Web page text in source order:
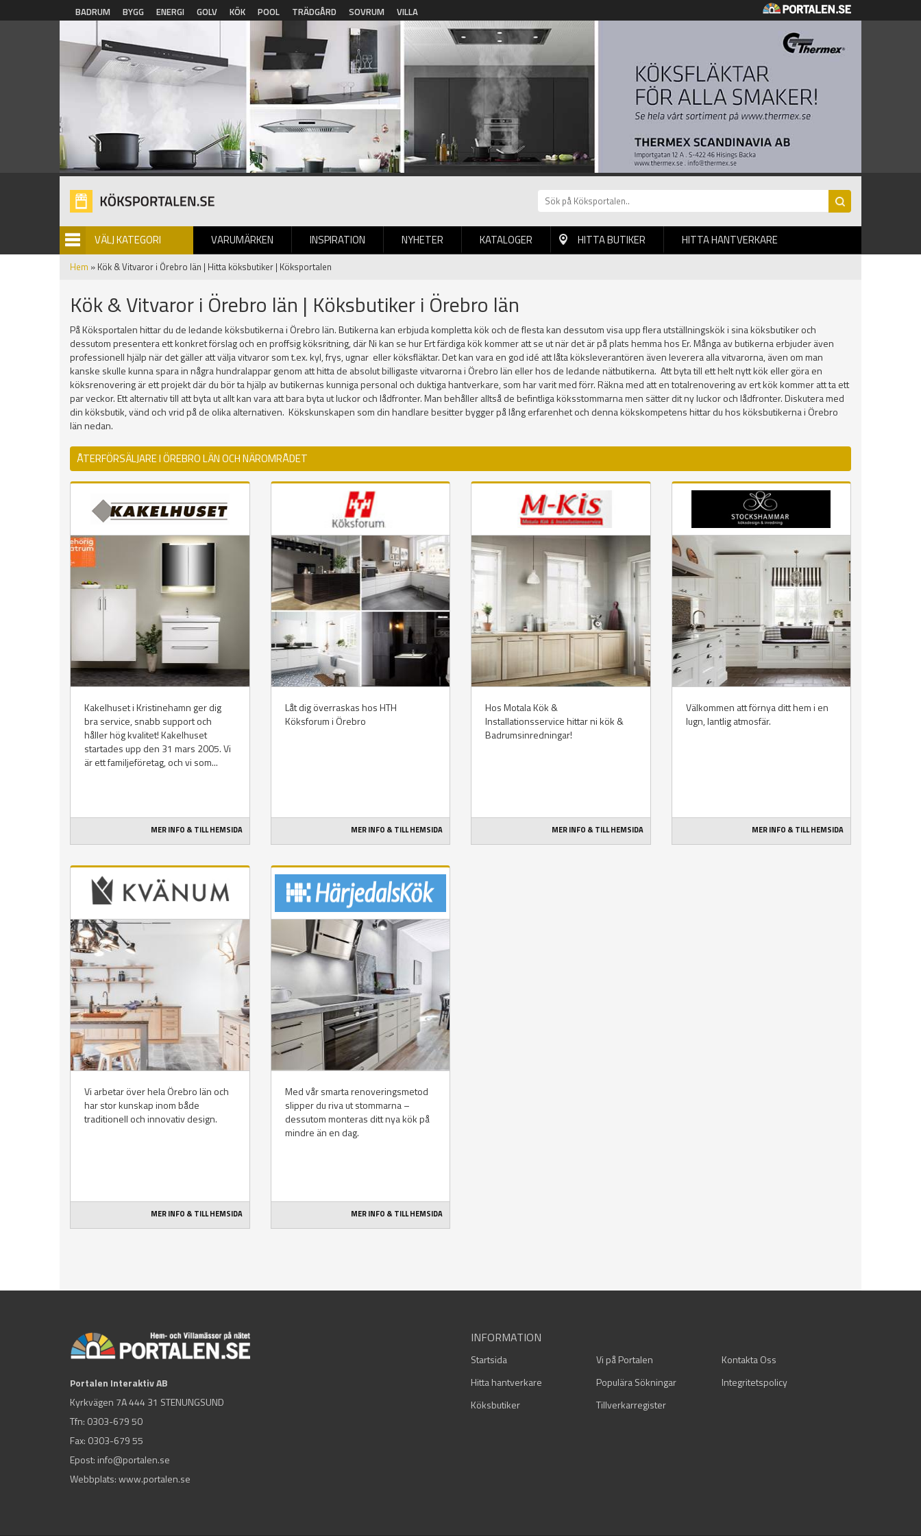
Hoppa till huvudinnehåll
BADRUM BYGG ENERGI GOLV KÖK POOL TRÄDGÅRD SOVRUM VILLA
VÄLJ KATEGORI VARUMÄRKEN INSPIRATION NYHETER
BILDGALLERI KATALOGER HITTA BUTIKER HITTA HANTVERKARE
Hem » Kök & Vitvaror i Örebro län | Hitta köksbutiker | Köksportalen
Kök & Vitvaror i Örebro län | Köksbutiker i Örebro län
På Köksportalen hittar du de ledande köksbutikerna i Örebro län. Butikerna kan erbjuda kompletta kök och de flesta kan dessutom visa upp flera utställningskök i sina köksbutiker och
dessutom presentera ett konkret förslag och en proffsig köksritning, där Ni kan se hur Ert färdiga kök kommer att se ut när det är på plats hemma hos Er. Många av butikerna erbjuder även
professionell hjälp när det gäller att välja vitvaror som t.ex. kyl, frys, ugnar eller köksfläktar. Det kan vara en god idé att låta köksleverantören även leverera alla vitvarorna, även om man
kanske skulle kunna spara in några hundralappar genom att hitta de absolut billigaste vitvarorna i Örebro län eller hos de ledande nätbutikerna. Att byta till ett helt nytt kök eller göra en
köksrenovering är ett projekt där du bör ta hjälp av butikernas kunniga personal och duktiga hantverkare, som har varit med förr. Räkna med att en totalrenovering av ert kök kommer att ta ett
par veckor. Ett alternativ till att byta ut allt kan vara att bara byta ut luckor och lådfronter. Man behåller alltså de befintliga köksstommarna men sätter dit ny luckor och lådfronter. Diskutera med
din köksbutik, vänd och vrid på de olika alternativen. Kökskunskapen som din handlare besitter bygger på lång erfarenhet och denna kökskompetens hittar du hos köksbutikerna i Örebro
län nedan.
ÅTERFÖRSÄLJARE I ÖREBRO LÄN OCH NÄROMRÅDET
Kakelhuset i Kristinehamn ger dig
bra service, snabb support och
håller hög kvalitet! Kakelhuset
startades upp den 31 mars 2005. Vi
är ett familjeföretag, och vi som...
MER INFO & TILL HEMSIDA
Låt dig överraskas hos HTH
Köksforum i Örebro
MER INFO & TILL HEMSIDA
Hos Motala Kök &
Installationsservice hittar ni kök &
Badrumsinredningar!
MER INFO & TILL HEMSIDA
Välkommen att förnya ditt hem i en
lugn, lantlig atmosfär.
MER INFO & TILL HEMSIDA
Vi arbetar över hela Örebro län och
har stor kunskap inom både
traditionell och innovativ design.
MER INFO & TILL HEMSIDA
Med vår smarta renoveringsmetod
slipper du riva ut stommarna –
dessutom monteras ditt nya kök på
mindre än en dag.
MER INFO & TILL HEMSIDA
Portalen Interaktiv AB
Kyrkvägen 7A 444 31 STENUNGSUND
Tfn: 0303-679 50
Fax: 0303-679 55
Epost: info@portalen.se
Webbplats: www.portalen.se
INFORMATION
Startsida Vi på Portalen
Kontakta Oss
Hitta hantverkare
Populära Sökningar
Integritetspolicy
Köksbutiker
Tillverkarregister